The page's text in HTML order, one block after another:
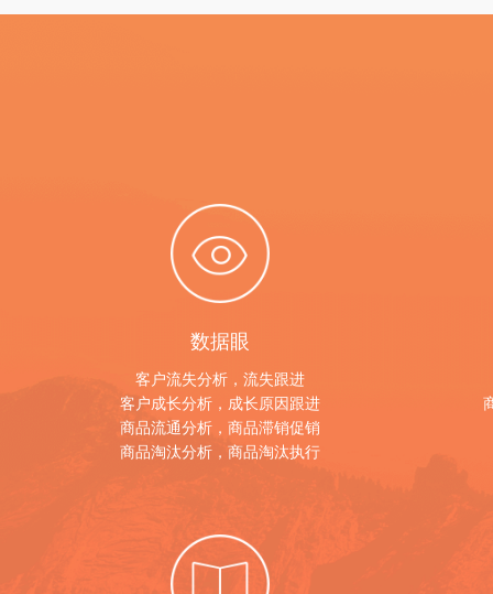
数据眼
客户流失分析，流失跟进
客户成长分析，成长原因跟进
商品流通分析，商品滞销促销
商品淘汰分析，商品淘汰执行